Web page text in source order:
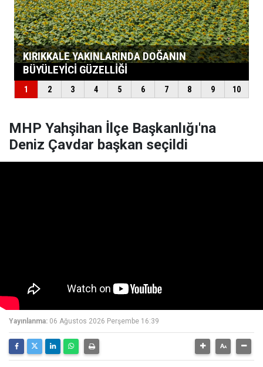
MHP Yahşihan İlçe Başkanlığı'na
Deniz Çavdar başkan seçildi
Yayınlanma: 06 Ağustos 2026 Perşembe 16:39